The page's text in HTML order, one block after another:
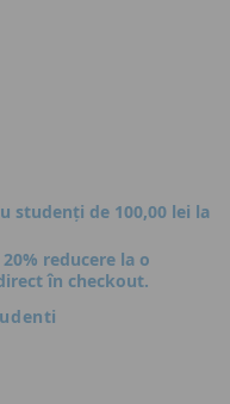
studenți de 100,00 lei la
reducere la o
în checkout.